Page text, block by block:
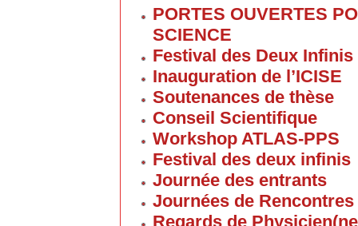
PORTES OUVERTES
SCIENCE
Festival des Deux Infinis
Inauguration de l’ICISE
Soutenances de thèse
Conseil Scientifique
Workshop ATLAS-PPS
Festival des deux infinis
Journée des entrants
Journées de
Regards de